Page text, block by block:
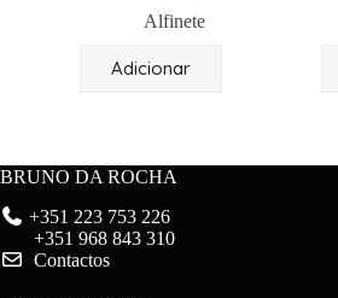
Alfinete
Adicionar
BRUNO DA ROCHA
+351 223 753 226
+351 968 843 310
Contactos